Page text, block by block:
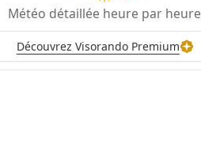
Météo détaillée heure par heure
Découvrez Visorando Premium